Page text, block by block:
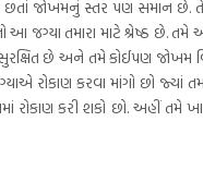
જોખમનું સ્તર પણ સમાન છે.
આ જગ્યા તમારા માટે શ્રેષ્ઠ છે. તમે
સુરક્ષિત છે અને તમે કોઈપણ જોખમ
રોકાણ કરવા માંગો છો જ્યાં
રોકાણ કરી શકો છો. અહીં તમે